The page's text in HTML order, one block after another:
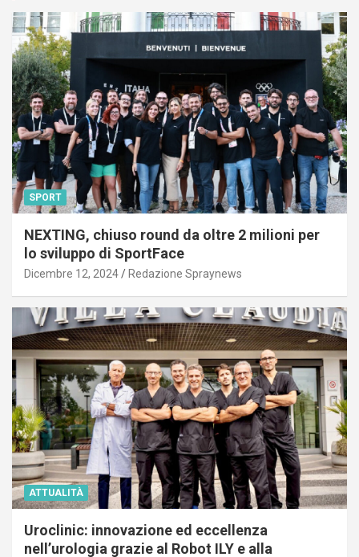
SPORT
NEXTING, chiuso round da oltre 2 milioni per
lo sviluppo di SportFace
Dicembre 12, 2024 Redazione Spraynews
ATTUALITÀ
Uroclinic: innovazione ed eccellenza
nell’urologia grazie al Robot ILY e alla